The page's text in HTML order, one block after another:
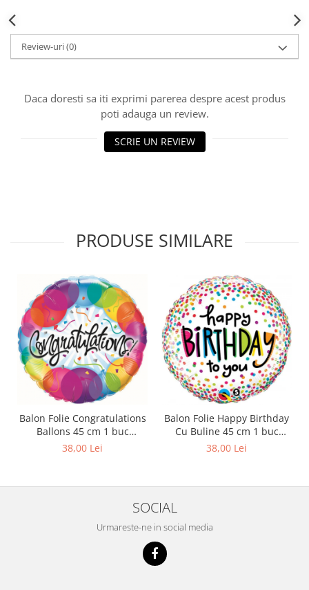
Review-uri(0)
Daca doresti sa iti exprimi parerea despre acest produs
poti adauga un review.
SCRIE UN REVIEW
PRODUSE SIMILARE
Balon Folie Congratulations
Ballons 45 cm 1 buc
DB33360
38,00 Lei
Balon Folie Happy Birthday
Cu Buline 45 cm 1 buc
DB28126
38,00 Lei
SOCIAL
Urmareste-ne in social media